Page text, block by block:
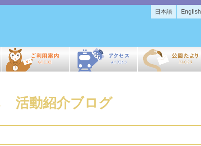
日本語 English
活動紹介ブログ